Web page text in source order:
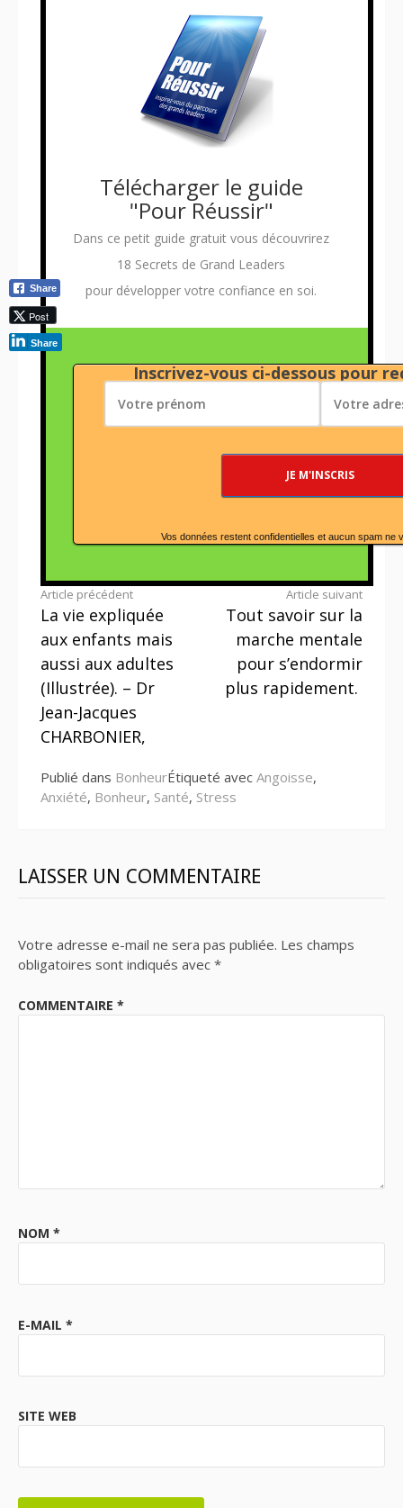
Télécharger le guide
"Pour Réussir"
Dans ce petit guide gratuit vous découvrirez
18 Secrets de Grand Leaders
pour développer votre confiance en soi.
Inscrivez-vous ci-dessous pour
Vos données restent confidentielles et aucun spam ne
Lire
la
suite
Article précédent
La vie expliquée
aux enfants mais
aussi aux adultes
(Illustrée). – Dr
Jean-Jacques
CHARBONIER,
Article suivant
Tout savoir sur la
marche mentale
pour s’endormir
plus rapidement.
Publié dans BonheurÉtiqueté avec Angoisse,
Anxiété, Bonheur, Santé, Stress
LAISSER UN COMMENTAIRE
Votre adresse e-mail ne sera pas publiée. Les champs
obligatoires sont indiqués avec *
COMMENTAIRE *
NOM *
E-MAIL *
SITE WEB
Share
Post
Share